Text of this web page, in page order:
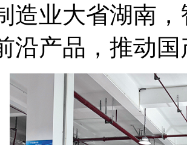
业大省湖南，
沿产品，推动